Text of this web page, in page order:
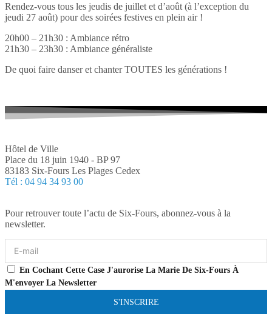
Rendez-vous tous les jeudis de juillet et d’août (à l’exception du
jeudi 27 août) pour des soirées festives en plein air !
20h00 – 21h30 : Ambiance rétro
21h30 – 23h30 : Ambiance généraliste
De quoi faire danser et chanter TOUTES les générations !
Hôtel de Ville
Place du 18 juin 1940 - BP 97
83183 Six-Fours Les Plages Cedex
Tél : 04 94 34 93 00
Pour retrouver toute l’actu de Six-Fours, abonnez-vous à la
newsletter.
En Cochant Cette Case J'aurorise La Marie De Six-Fours À
M'envoyer La Newsletter
S'INSCRIRE